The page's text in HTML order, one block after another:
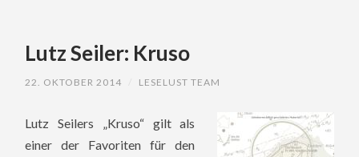
CONTENTLutz Seiler: Kruso
22. OKTOBER 2014 LESELUST TEAM
Lutz Seilers „Kruso“ gilt als
einer der Favoriten für den